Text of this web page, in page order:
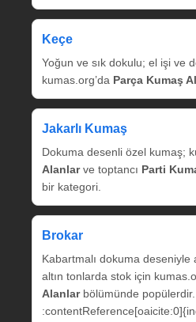
Keçe
Yoğun ve sık dokulu; el işi ve
kumas.org’da Parça Kumaş
Jakarlı Kumaş
Dokuma desenli özel kumaş;
Alanlarve toptancı Parti
bir kategori.
Brokar
Kabartmalı dokuma deseniyle
altın tonlarda stok için
Alanlarbölümünde popülerdir.